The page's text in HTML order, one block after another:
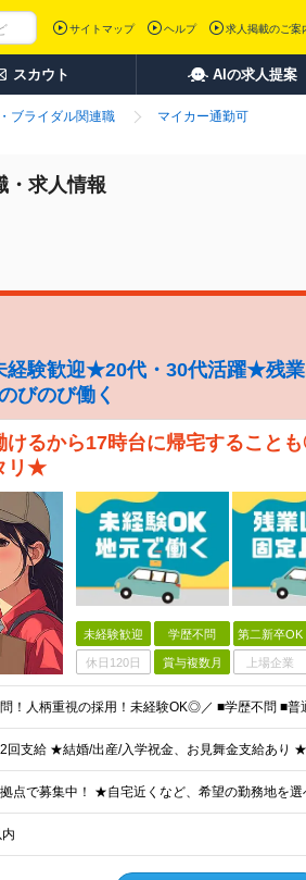
サイトマップ ヘルプ 求人掲載のご案
スカウト AIの求人提案
ブライダル関連職
マイカー通勤可
・求人情報
経験歓迎★20代・30代活躍★残
びのび働く
けるから17時台に帰宅すること
リ★
未経験歓迎 学歴不問 第二新卒OK
休日120日 賞与複数月 上場企業